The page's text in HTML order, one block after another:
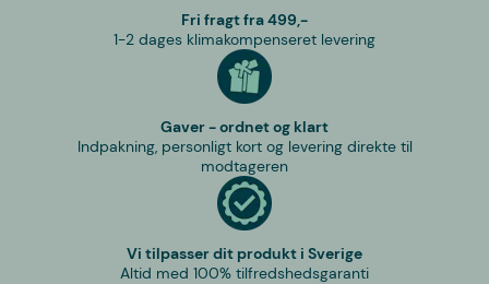
Fri fragt fra 499,-
1-2 dages klimakompenseret levering
Gaver - ordnet og klart
Indpakning, personligt kort og levering direkte til
modtageren
Vi tilpasser dit produkt i Sverige
Altid med 100% tilfredshedsgaranti